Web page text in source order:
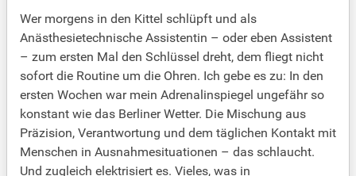
Wer morgens in den Kittel schlüpft und als
Anästhesietechnische Assistentin – oder eben Assistent
– zum ersten Mal den Schlüssel dreht, dem fliegt nicht
sofort die Routine um die Ohren. Ich gebe es zu: In den
ersten Wochen war mein Adrenalinspiegel ungefähr so
konstant wie das Berliner Wetter. Die Mischung aus
Präzision, Verantwortung und dem täglichen Kontakt mit
Menschen in Ausnahmesituationen – das schlaucht.
Und zugleich elektrisiert es. Vieles, was in